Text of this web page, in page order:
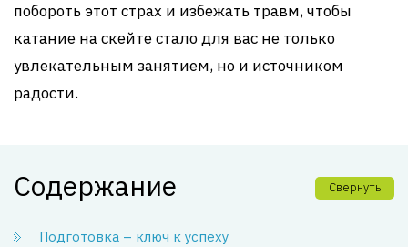
побороть этот страх и избежать травм, чтобы
катание на скейте стало для вас не только
увлекательным занятием, но и источником
радости.
Содержание Свернуть
Подготовка – ключ к успеху